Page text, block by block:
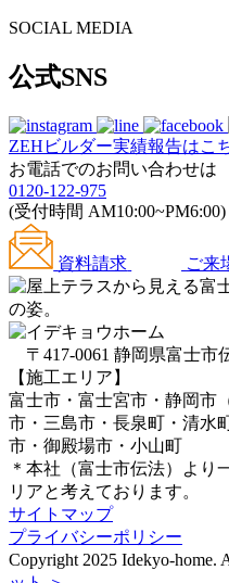
SOCIAL MEDIA
公式SNS
ZEHビルダー実績報告はこ
お電話でのお問い合わせは
0120-122-975
(受付時間 AM10:00~PM6:00)
資料請求 ご来
〒417-0061 静岡県富士市
【施工エリア】
富士市・富士宮市・静岡市
市・三島市・長泉町・清水
市・御殿場市・小山町
＊本社（富士市伝法）より
リアと考えております。
サイトマップ
プライバシーポリシー
Copyright 2025 Idekyo-home.